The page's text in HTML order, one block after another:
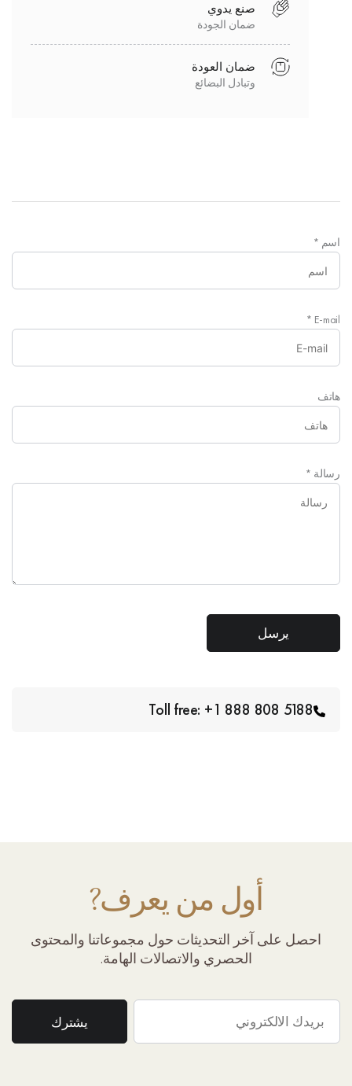
صنع يدوي
ضمان الجودة
ضمان العودة
وتبادل البضائع
اسم *
E-mail
*
هاتف
رسالة *
Toll free: +1 888 808 5188
أول من يعرف?
احصل على آخر التحديثات حول مجموعاتنا والمحتوى
الحصري والاتصالات الهامة.